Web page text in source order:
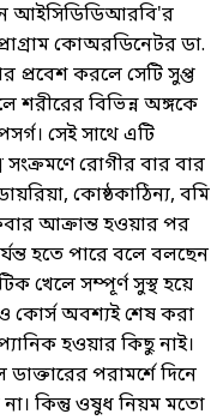
আইসিডিডিআরবি'র
কোঅরডিনেটর ডা.
প্রবেশ করলে সেটি সুপ্ত
শরীরের বিভিন্ন অঙ্গকে
সেই সাথে এটি
সংক্রমণে রোগীর বার বার
কোষ্ঠকাঠিন্য, বমি
আক্রান্ত হওয়ার পর
হতে পারে বলে বলছেন
খেলে সম্পূর্ণ সুস্থ হয়ে
কোর্স অবশ্যই শেষ করা
হওয়ার কিছু নাই।
পরামর্শে দিনে
কিন্তু ওষুধ নিয়ম মতো